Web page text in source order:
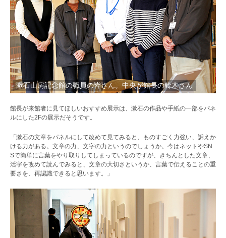
漱石山房記念館の職員の皆さん。中央が館長の鈴木さん
館長が来館者に見てほしいおすすめ展示は、漱石の作品や手紙の一部をパネ
ルにした2Fの展示だそうです。
「漱石の文章をパネルにして改めて見てみると、ものすごく力強い、訴えか
ける力がある。文章の力、文字の力というのでしょうか。今はネットやSN
Sで簡単に言葉をやり取りしてしまっているのですが、きちんとした文章、
活字を改めて読んでみると、文章の大切さというか、言葉で伝えることの重
要さを、再認識できると思います。」